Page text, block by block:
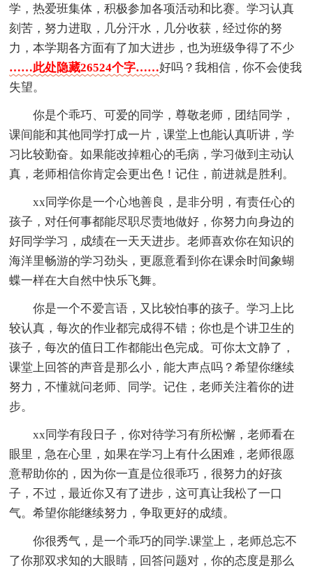
学，热爱班集体，积极参加各项活动和比赛。学习认真
刻苦，努力进取，几分汗水，几分收获，经过你的努
力，本学期各方面有了加大进步，也为班级争得了不少
……此处隐藏26524个字……好吗？我相信，你不会使我
失望。
你是个乖巧、可爱的同学，尊敬老师，团结同学，
课间能和其他同学打成一片，课堂上也能认真听讲，学
习比较勤奋。如果能改掉粗心的毛病，学习做到主动认
真，老师相信你肯定会更出色！记住，前进就是胜利。
xx同学你是一个心地善良，是非分明，有责任心的
孩子，对任何事都能尽职尽责地做好，你努力向身边的
好同学学习，成绩在一天天进步。老师喜欢你在知识的
海洋里畅游的学习劲头，更愿意看到你在课余时间象蝴
蝶一样在大自然中快乐飞舞。
你是一个不爱言语，又比较怕事的孩子。学习上比
较认真，每次的作业都完成得不错；你也是个讲卫生的
孩子，每次的值日工作都能出色完成。可你太文静了，
课堂上回答的声音是那么小，能大声点吗？希望你继续
努力，不懂就问老师、同学。记住，老师关注着你的进
步。
xx同学有段日子，你对待学习有所松懈，老师看在
眼里，急在心里，如果在学习上有什么困难，老师很愿
意帮助你的，因为你一直是位很乖巧，很努力的好孩
子，不过，最近你又有了进步，这可真让我松了一口
气。希望你能继续努力，争取更好的成绩。
你很秀气，是一个乖巧的同学.课堂上，老师总忘不
了你那双求知的大眼睛，回答问题对，你的态度是那么